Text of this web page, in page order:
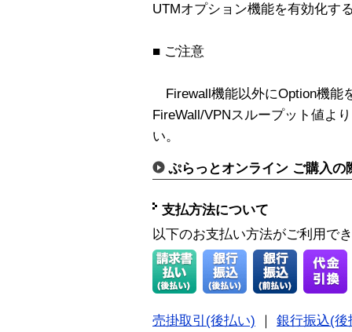
UTMオプション機能を有効化す
■ ご注意
Firewall機能以外にOption機能
FireWall/VPNスループット値よ
い。
ぷらっとオンライン ご購入の
支払方法について
以下のお支払い方法がご利用で
売掛取引(後払い)
銀行振込(後